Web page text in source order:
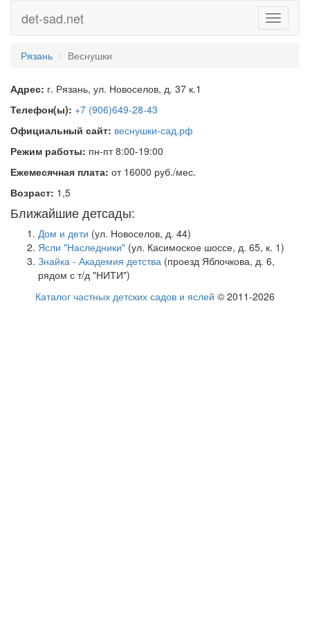
Toggle
det-sad.net
Рязань Веснушки
Адрес: г. Рязань, ул. Новоселов, д. 37 к.1
Телефон(ы): +7 (906)649-28-43
Официальный сайт: веснушки-сад.рф
Режим работы: пн-пт 8:00-19:00
Ежемесячная плата: от 16000 руб./мес.
Возраст: 1,5
Ближайшие детсады:
Дом и дети (ул. Новоселов, д. 44)
Ясли "Наследники" (ул. Касимоское шоссе, д. 65, к. 1)
Знайка - Академия детства (проезд Яблочкова, д. 6,
рядом с т/д "НИТИ")
Каталог частных детских садов и яслей © 2011-2026